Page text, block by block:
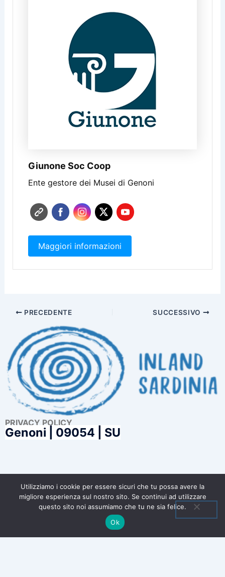
Giunone Soc Coop
Ente gestore dei Musei di Genoni
Maggiori informazioni
PRECEDENTE SUCCESSIVO
PRIVACY POLICY
Genoni | 09054 | SU
FONDO (R)ESISTO
Utilizziamo i cookie per essere sicuri che tu possa avere la
migliore esperienza sul nostro sito. Se continui ad utilizzare
questo sito noi assumiamo che tu ne sia felice.
Ok